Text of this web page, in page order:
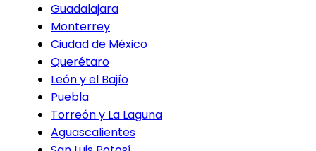
Guadalajara
Monterrey
Ciudad de México
Querétaro
León y el Bajío
Puebla
Torreón y La Laguna
Aguascalientes